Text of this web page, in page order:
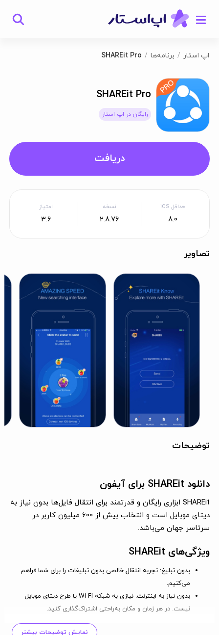
اپ استار برنامه‌ها SHAREit Pro
SHAREit Pro
رایگان در اپ استار
دریافت
حداقل iOS
8.0
نسخه
2.8.76
امتیاز
3.6
تصاویر
توضیحات
دانلود SHAREit برای آیفون
SHAREit ابزاری رایگان و قدرتمند برای انتقال فایل‌ها بدون نیاز به
دیتای موبایل است و انتخاب بیش از 600 میلیون کاربر در
سرتاسر جهان می‌باشد.
ویژگی‌های SHAREit
بدون تبلیغ: تجربه انتقال خالصی بدون تبلیغات را برای شما فراهم
می‌کنیم.
بدون نیاز به اینترنت
: نیازی به شبکه Wi-Fi یا طرح دیتای موبایل
نیست. در هر زمان و مکان به‌راحتی اشتراک‌گذاری کنید.
: سریع‌تر از بلوتوث با سرعتی که می‌تواند به
نمایش توضیحات بیشتر